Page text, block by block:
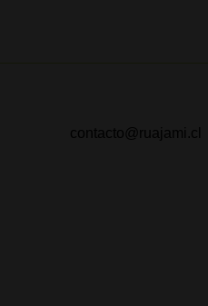
contacto@ruajami.cl